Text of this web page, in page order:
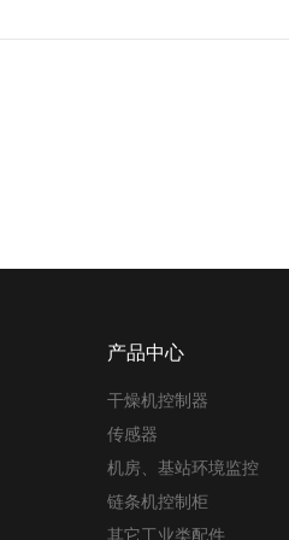
产品中心
干燥机控制器
传感器
机房、基站环境监控
链条机控制柜
其它工业类配件